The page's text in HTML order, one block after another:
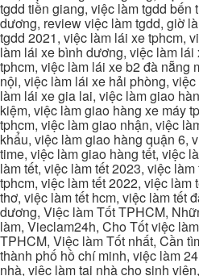
tgdd tiền giang, việc làm tgdd bến
dương, review việc làm tgdd, giờ
tgdd 2021, việc làm lái xe tphcm,
làm lái xe bình dương, việc làm
tphcm, việc làm lái xe b2 đà nẵng
nội, việc làm lái xe hải phòng,
làm lái xe gia lai, việc làm giao
kiệm, việc làm giao hàng xe máy
tphcm, việc làm giao nhận, việc
khẩu, việc làm giao hàng quận 6,
time, việc làm giao hàng tết, việc
làm tết, việc làm tết 2023, việc
tphcm, việc làm tết 2022, việc làm
thơ, việc làm tết hcm, việc làm tết
dương, Việc làm Tốt TPHCM,
làm, Vieclam24h, Cho Tốt việc
TPHCM, Việc làm Tốt nhất, Cần
thành phố hồ chí minh, việc làm
nhà, việc làm tại nhà cho sinh